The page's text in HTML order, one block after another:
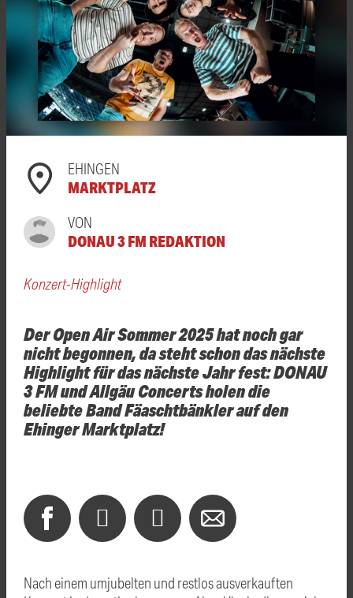
EHINGEN
MARKTPLATZ
VON
DONAU 3 FM REDAKTION
Konzert-Highlight
Der Open Air Sommer 2025 hat noch gar
nicht begonnen, da steht schon das nächste
Highlight für das nächste Jahr fest: DONAU
3 FM und Allgäu Concerts holen die
beliebte Band Fäaschtbänkler auf den
Ehinger Marktplatz!
Nach einem umjubelten und restlos ausverkauften